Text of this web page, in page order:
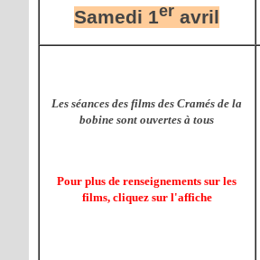
Samedi 1er avril
Les séances des films des Cramés de la
bobine sont ouvertes à tous
Pour plus de renseignements sur les
films, cliquez sur l'affiche